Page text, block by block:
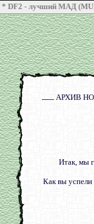
* DF2 - лучший МАД
АРХИВ
Итак, мы
Как вы успели